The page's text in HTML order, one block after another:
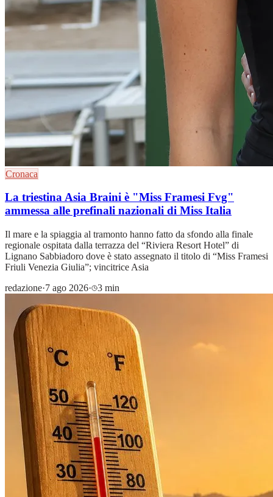
Cronaca
La triestina Asia Braini è "Miss Framesi Fvg"
ammessa alle prefinali nazionali di Miss Italia
Il mare e la spiaggia al tramonto hanno fatto da sfondo alla finale
regionale ospitata dalla terrazza del “Riviera Resort Hotel” di
Lignano Sabbiadoro dove è stato assegnato il titolo di “Miss Framesi
Friuli Venezia Giulia”; vincitrice Asia
redazione·7 ago 2026· 3 min